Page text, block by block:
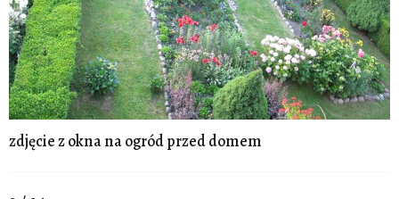
zdjęcie z okna na ogród przed domem